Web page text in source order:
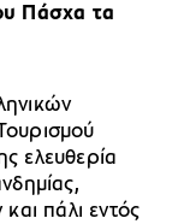
Πάσχα τα
ελευθερία
πάλι εντός